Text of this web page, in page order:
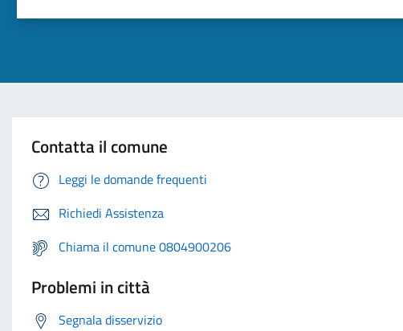
Contatta il comune
Leggi le domande frequenti
Richiedi Assistenza
Chiama il comune 0804900206
Problemi in città
Segnala disservizio